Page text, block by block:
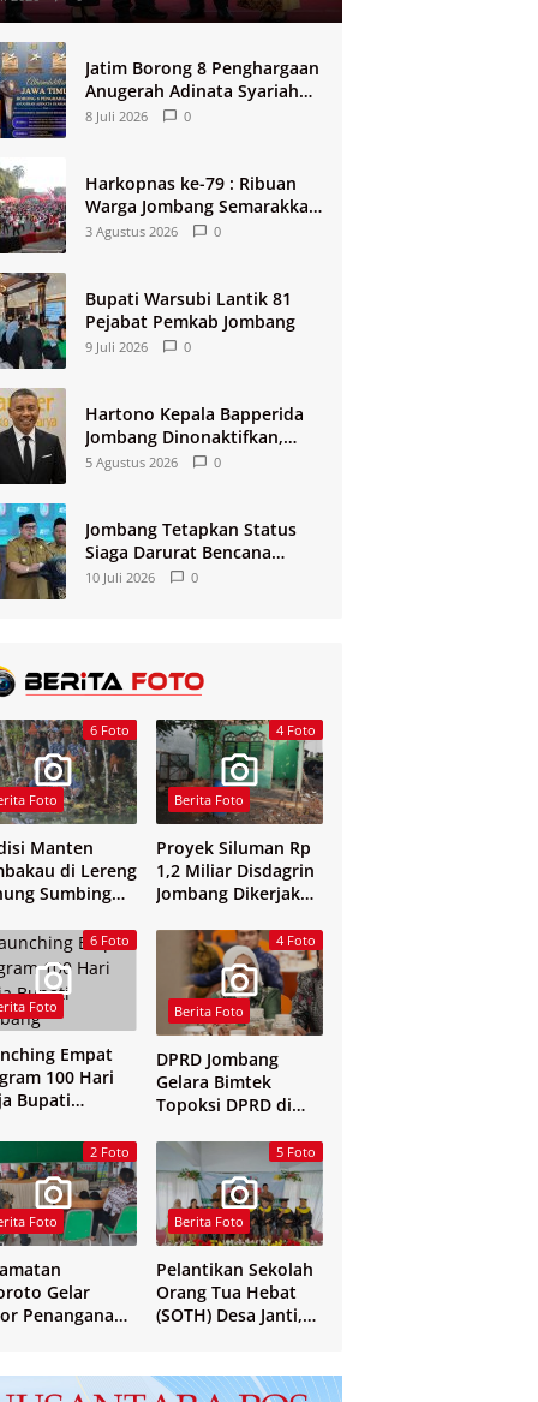
Jatim Borong 8 Penghargaan
Anugerah Adinata Syariah
2026
8 Juli 2026 0
Harkopnas ke-79 : Ribuan
Warga Jombang Semarakkan
Jalan Sehat Berhadiah 2
3 Agustus 2026 0
Bupati Warsubi Lantik 81
Pejabat Pemkab Jombang
9 Juli 2026 0
Hartono Kepala Bapperida
Jombang Dinonaktifkan,
Buntut Raibnya Rp124 Miliar
5 Agustus 2026 0
Jombang Tetapkan Status
Siaga Darurat Bencana
Kekeringan dan Kebakaran
10 Juli 2026 0
6 Foto
Foto
Manten
di Lereng
Sumbing
4 Foto
Berita Foto
Proyek Siluman Rp
1,2 Miliar Disdagrin
Jombang Dikerjakan
6 Foto
Foto
Empat
100 Hari
Bupati
4 Foto
Berita Foto
DPRD Jombang
Gelara Bimtek
Topoksi DPRD di
Yogyakarta
2 Foto
Foto
Gelar
Penanganan
5 Foto
Berita Foto
Pelantikan Sekolah
Orang Tua Hebat
(SOTH) Desa Janti,